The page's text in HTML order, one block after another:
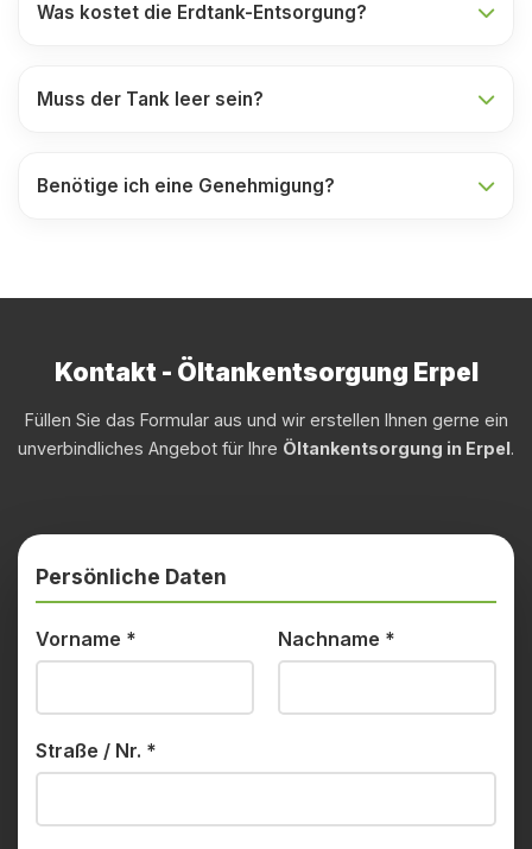
Was kostet die Erdtank-Entsorgung?
Muss der Tank leer sein?
Benötige ich eine Genehmigung?
Kontakt - Öltankentsorgung Erpel
Füllen Sie das Formular aus und wir erstellen Ihnen gerne ein
unverbindliches Angebot für Ihre Öltankentsorgung in Erpel.
Persönliche Daten
Vorname * Nachname *
Straße / Nr. *